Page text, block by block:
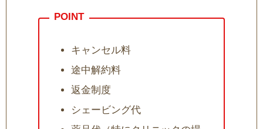
キャンセル料
途中解約料
返金制度
シェービング代